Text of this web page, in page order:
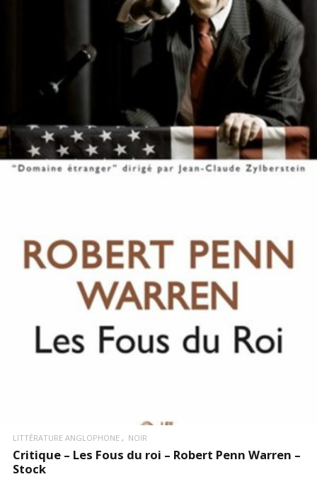
LITTÉRATURE ANGLOPHONE NOIR
Critique – Les Fous du roi – Robert Penn Warren –
Stock